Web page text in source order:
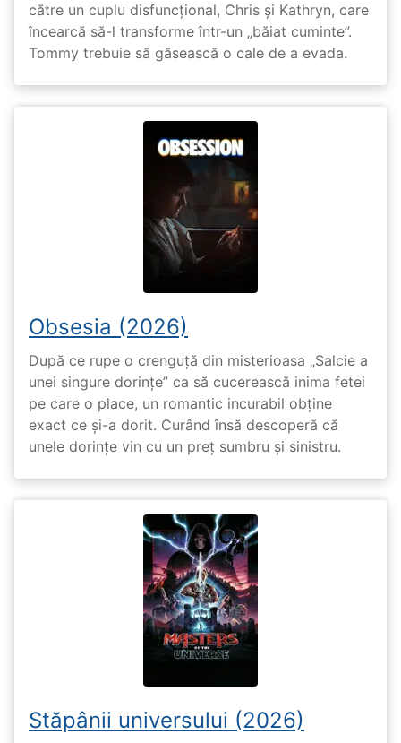
către un cuplu disfuncțional, Chris și Kathryn, care
încearcă să-l transforme într-un „băiat cuminte”.
Tommy trebuie să găsească o cale de a evada.
Obsesia (2026)
După ce rupe o crenguță din misterioasa „Salcie a
unei singure dorințe” ca să cucerească inima fetei
pe care o place, un romantic incurabil obține
exact ce și-a dorit. Curând însă descoperă că
unele dorințe vin cu un preț sumbru și sinistru.
Stăpânii universului (2026)